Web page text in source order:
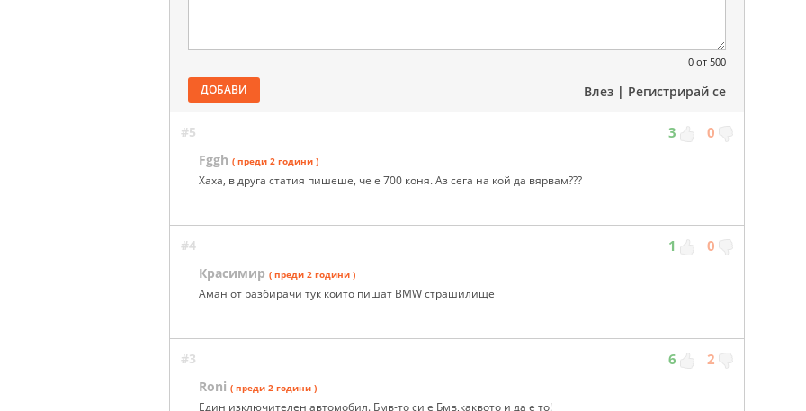
0 от 500
ДОБАВИ Влез | Регистрирай се
#5 3 0
Fggh ( преди 2 години )
Хаха, в друга статия пишеше, че е 700 коня. Аз сега на кой да вярвам???
#4 1 0
Красимир ( преди 2 години )
Аман от разбирачи тук които пишат BMW страшилище
#3 6 2
Roni ( преди 2 години )
Един изключителен автомобил. Бмв-то си е Бмв,каквото и да е то!